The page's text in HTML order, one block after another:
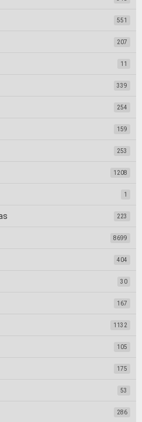
551
207
11
339
254
159
253
1208
1
223
8699
404
30
167
1132
105
175
53
286